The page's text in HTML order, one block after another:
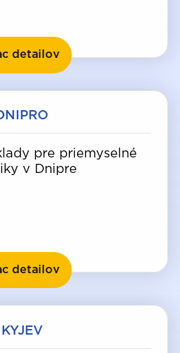
detailov Charkov
pre priemyselné
v Dnipre
detailov Dnipro
KYJEV